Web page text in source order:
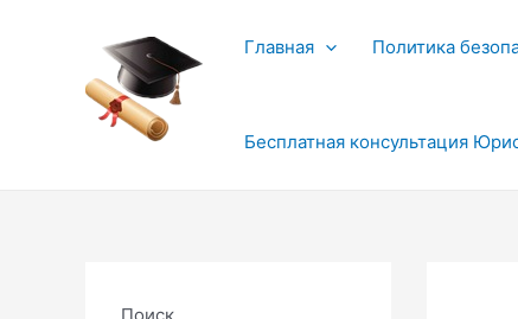
содержимому
Главная Политика
Бесплатная консультация